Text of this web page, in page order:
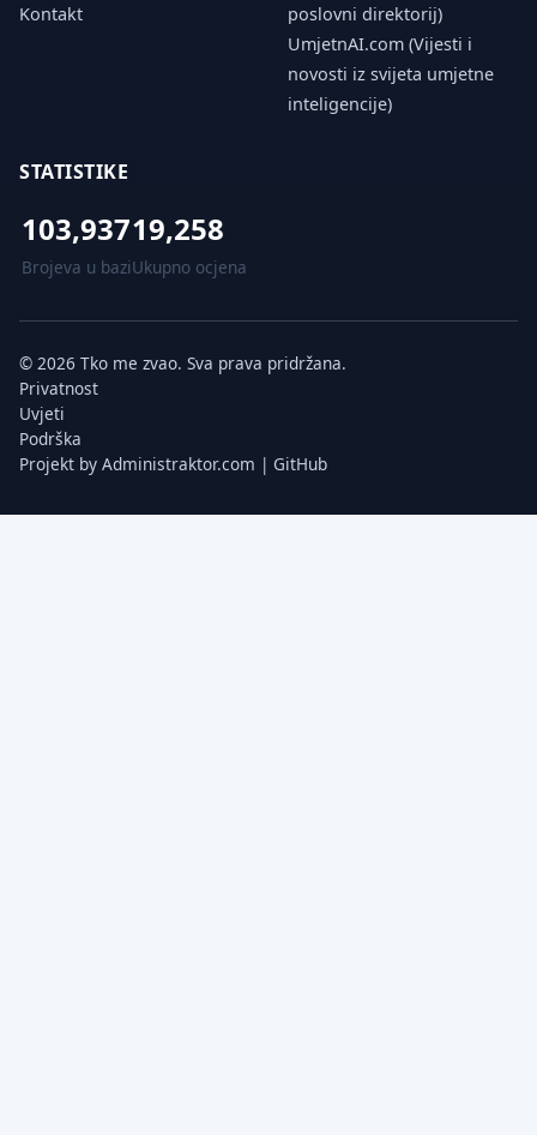
Kontakt
poslovni direktorij)
UmjetnAI.com (Vijesti i
novosti iz svijeta umjetne
inteligencije)
STATISTIKE
103,937
Brojeva u bazi
19,258
Ukupno ocjena
© 2026 Tko me zvao. Sva prava pridržana.
Privatnost
Uvjeti
Podrška
Projekt by Administraktor.com | GitHub